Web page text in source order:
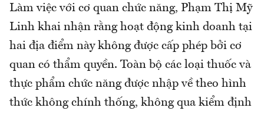
Làm việc với cơ quan chức năng, Phạm Thị Mỹ
Linh khai nhận rằng hoạt động kinh doanh tại
hai địa điểm này không được cấp phép bởi cơ
quan có thẩm quyền. Toàn bộ các loại thuốc và
thực phẩm chức năng được nhập về theo hình
thức không chính thống, không qua kiểm định